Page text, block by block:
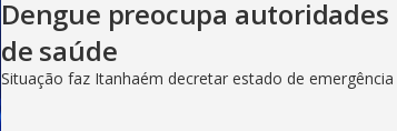
Dengue preocupa autoridades
de saúde
Situação faz Itanhaém decretar estado de emergência